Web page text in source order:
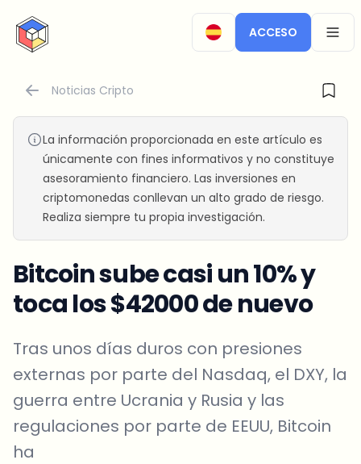
CryptoTicker
ACCESO
Noticias Cripto
La información proporcionada en este artículo es
únicamente con fines informativos y no constituye
asesoramiento financiero. Las inversiones en
criptomonedas conllevan un alto grado de riesgo.
Realiza siempre tu propia investigación.
Bitcoin sube casi un 10% y
toca los $42000 de nuevo
Tras unos días duros con presiones
externas por parte del Nasdaq, el DXY, la
guerra entre Ucrania y Rusia y las
regulaciones por parte de EEUU, Bitcoin
ha